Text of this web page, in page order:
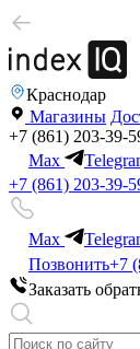
Краснодар
Магазины
+7 (861) 203-39-
Max
+7 (861) 203-39-
Max
Позвонить+7
Заказать